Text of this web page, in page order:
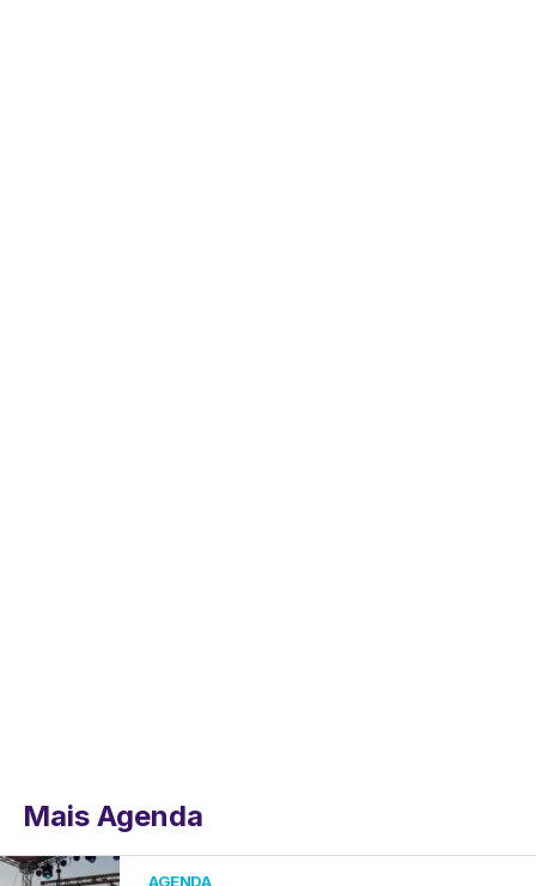
Mais Agenda
AGENDA